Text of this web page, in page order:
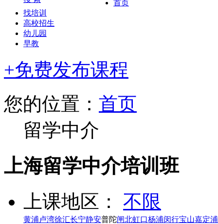
首页
找培训
高校招生
幼儿园
早教
+免费发布课程
您的位置： 首页
留学中介
上海留学中介培训班
上课地区： 不限
黄浦卢湾徐汇长宁静安普陀闸北虹口杨浦闵行宝山嘉定